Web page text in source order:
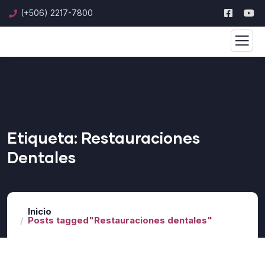
(+506) 2217-7800
Etiqueta: Restauraciones
Dentales
Inicio
Posts tagged"Restauraciones dentales"